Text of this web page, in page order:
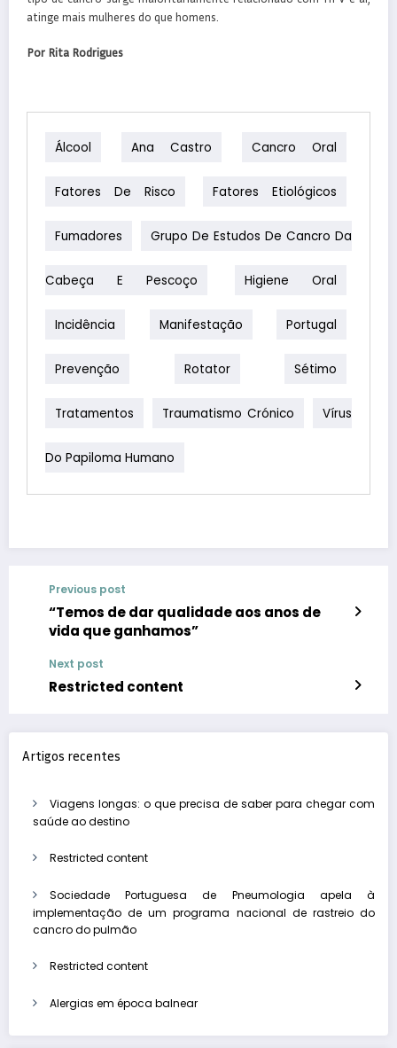
atinge mais mulheres do que homens.
Por Rita Rodrigues
Álcool Ana Castro Cancro Oral
Fatores De Risco Fatores Etiológicos
Fumadores Grupo De Estudos De Cancro Da
Cabeça E Pescoço Higiene Oral
Incidência Manifestação Portugal
Prevenção Rotator Sétimo
Tratamentos Traumatismo Crónico Vírus
Do Papiloma Humano
Previous post
“Temos de dar qualidade aos anos de
vida que ganhamos”
Next post
Restricted content
Artigos recentes
Viagens longas: o que precisa de saber para chegar com
saúde ao destino
Restricted content
Sociedade Portuguesa de Pneumologia apela à
implementação de um programa nacional de rastreio do
cancro do pulmão
Restricted content
Alergias em época balnear